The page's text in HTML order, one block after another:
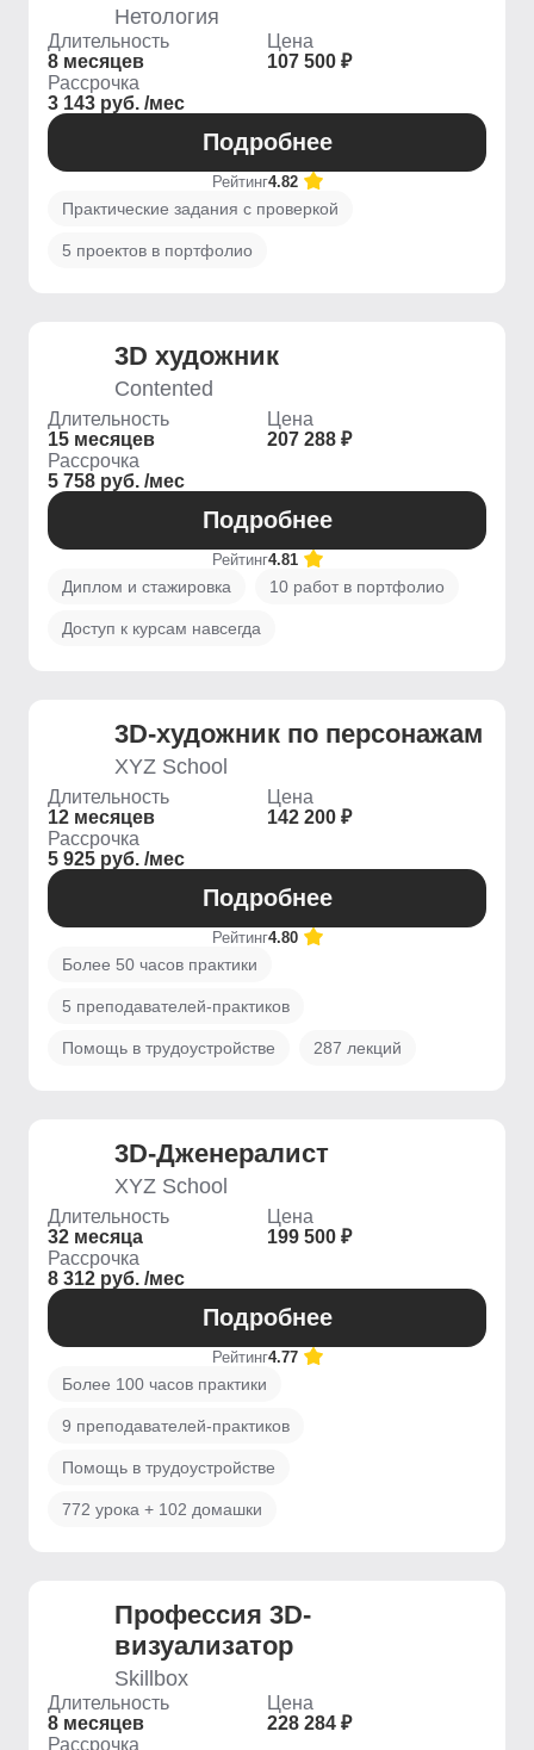
Нетология
Длительность
8 месяцев
Цена
107 500 ₽
Рассрочка
3 143 руб. /мес
Подробнее
Рейтинг4.82
Практические задания с проверкой
5 проектов в портфолио
3D художник
Contented
Длительность
15 месяцев
Цена
207 288 ₽
Рассрочка
5 758 руб. /мес
Подробнее
Рейтинг4.81
Диплом и стажировка 10 работ в портфолио
Доступ к курсам навсегда
3D-художник по персонажам
XYZ School
Длительность
12 месяцев
Цена
142 200 ₽
Рассрочка
5 925 руб. /мес
Подробнее
Рейтинг4.80
Более 50 часов практики
5 преподавателей-практиков
Помощь в трудоустройстве 287 лекций
3D-Дженералист
XYZ School
Длительность
32 месяца
Цена
199 500 ₽
Рассрочка
8 312 руб. /мес
Подробнее
Рейтинг4.77
Более 100 часов практики
9 преподавателей-практиков
Помощь в трудоустройстве
772 урока + 102 домашки
Профессия 3D-
визуализатор
Skillbox
Длительность
8 месяцев
Цена
228 284 ₽
Рассрочка